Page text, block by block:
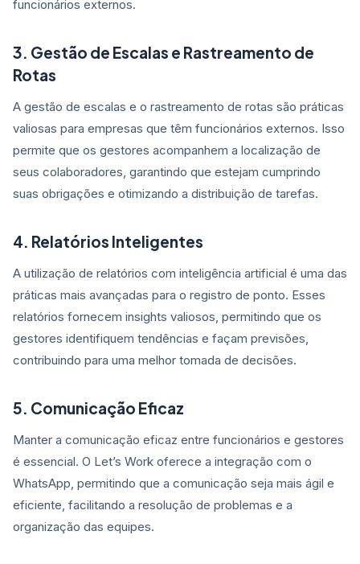
funcionários externos.
3. Gestão de Escalas e Rastreamento de
Rotas
A gestão de escalas e o rastreamento de rotas são práticas
valiosas para empresas que têm funcionários externos. Isso
permite que os gestores acompanhem a localização de
seus colaboradores, garantindo que estejam cumprindo
suas obrigações e otimizando a distribuição de tarefas.
4. Relatórios Inteligentes
A utilização de relatórios com inteligência artificial é uma das
práticas mais avançadas para o registro de ponto. Esses
relatórios fornecem insights valiosos, permitindo que os
gestores identifiquem tendências e façam previsões,
contribuindo para uma melhor tomada de decisões.
5. Comunicação Eficaz
Manter a comunicação eficaz entre funcionários e gestores
é essencial. O Let’s Work oferece a integração com o
WhatsApp, permitindo que a comunicação seja mais ágil e
eficiente, facilitando a resolução de problemas e a
organização das equipes.